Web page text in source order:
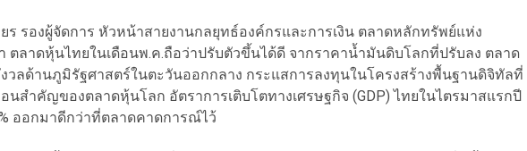
ร รองผู้จัดการ หัวหน้าสายงานกลยุทธ์องค์กรและการเงิน ตลาดหลักทรัพย์แห่ง
ตลาดหุ้นไทยในเดือนพ.ค.ถือว่าปรับตัวขึ้นได้ดี จากราคาน้ำมันดิบโลกที่ปรับลง ตลาด
วลด้านภูมิรัฐศาสตร์ในตะวันออกกลาง กระแสการลงทุนในโครงสร้างพื้นฐานดิจิทัลที่
นสำคัญของตลาดหุ้นโลก อัตราการเติบโตทางเศรษฐกิจ (GDP) ไทยในไตรมาสแรกปี
ออกมาดีกว่าที่ตลาดคาดการณ์ไว้